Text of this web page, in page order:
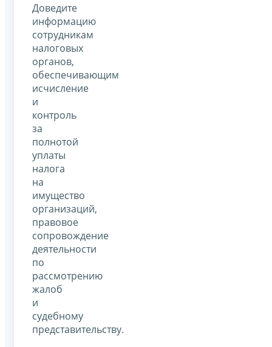
Доведите
информацию
сотрудникам
налоговых
органов,
обеспечивающим
исчисление
и
контроль
за
полнотой
уплаты
налога
на
имущество
организаций,
правовое
сопровождение
деятельности
по
рассмотрению
жалоб
и
судебному
представительству.